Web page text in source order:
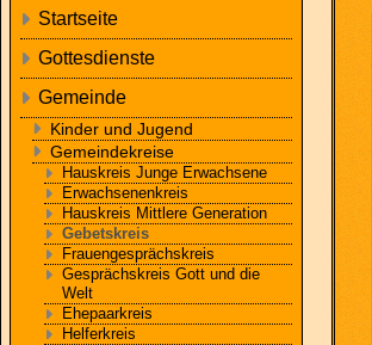
Startseite
Gottesdienste
Gemeinde
Kinder und Jugend
Gemeindekreise
Hauskreis Junge Erwachsene
Erwachsenenkreis
Hauskreis Mittlere Generation
Gebetskreis
Frauengesprächskreis
Gesprächskreis Gott und die
Welt
Ehepaarkreis
Helferkreis